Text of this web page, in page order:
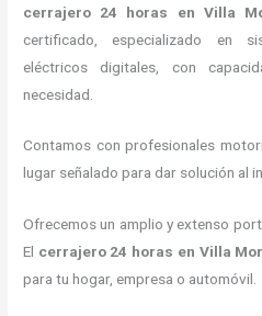
cerrajero 24 horas en Villa
certificado, especializado en
eléctricos digitales, con
necesidad.
Contamos con profesionales
lugar señalado para dar solución al
Ofrecemos un amplio y extenso
El cerrajero 24 horas en Villa
para tu hogar, empresa o automóvil.